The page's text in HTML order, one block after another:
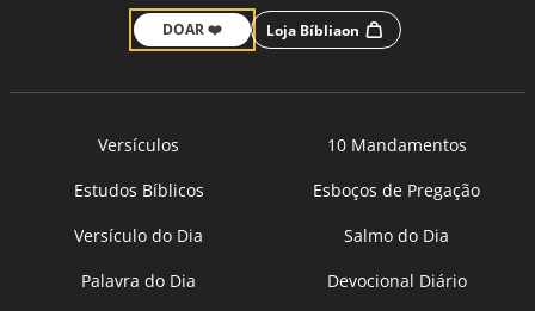
DOAR ❤️ Loja Bíbliaon
Versículos
10 Mandamentos
Estudos Bíblicos
Esboços de Pregação
Versículo do Dia
Salmo do Dia
Palavra do Dia
Devocional Diário